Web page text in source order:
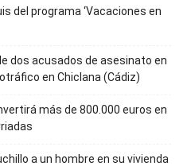
del programa ‘Vacaciones en
dos acusados de asesinato en
en Chiclana (Cádiz)
más de 800.000 euros en
a un hombre en su vivienda